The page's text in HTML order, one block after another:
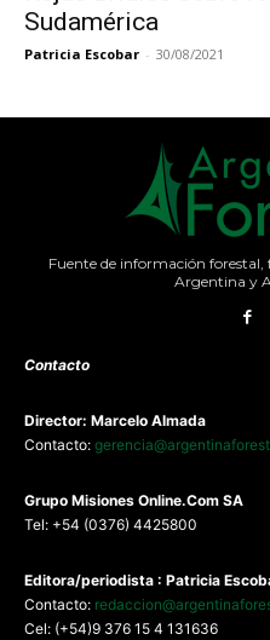
Sudamérica
Patricia Escobar - 30/08/2021
Fuente de información
Argentina y
Contacto
Director: Marcelo Almada
Contacto:
Grupo Misiones Online.Com SA
Tel: +54 (0376) 4425800
Editora/periodista : Patricia
Contacto:
Cel: (+54)9 376 15 4 131636